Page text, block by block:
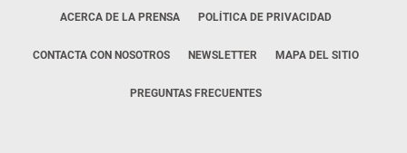
ACERCA DE LA PRENSA POLÍTICA DE PRIVACIDAD
CONTACTA CON NOSOTROS NEWSLETTER MAPA DEL SITIO
PREGUNTAS FRECUENTES